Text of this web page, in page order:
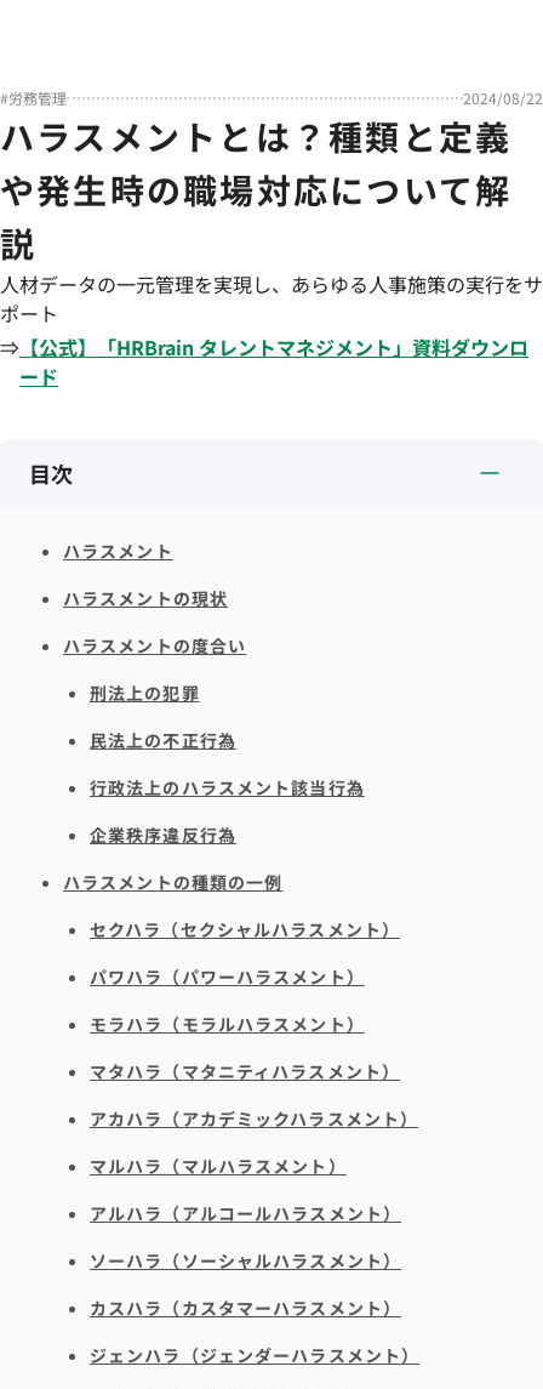
#労務管理 2024/08/22
ハラスメントとは？種類と定義
や発生時の職場対応について解
説
人材データの一元管理を実現し、あらゆる人事施策の実行をサ
ポート
⇒ 【公式】「HRBrain タレントマネジメント」資料ダウンロ
ード
目次
ハラスメント
ハラスメントの現状
ハラスメントの度合い
刑法上の犯罪
民法上の不正行為
行政法上のハラスメント該当行為
企業秩序違反行為
ハラスメントの種類の一例
セクハラ（セクシャルハラスメント）
パワハラ（パワーハラスメント）
モラハラ（モラルハラスメント）
マタハラ（マタニティハラスメント）
アカハラ（アカデミックハラスメント）
マルハラ（マルハラスメント）
アルハラ（アルコールハラスメント）
ソーハラ（ソーシャルハラスメント）
カスハラ（カスタマーハラスメント）
ジェンハラ（ジェンダーハラスメント）